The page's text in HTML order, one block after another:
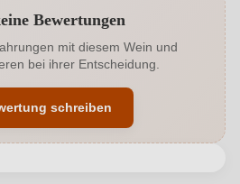
11,5 %
Enthält Sulfite
Trocken
Bewertungen
mit diesem Wein und
bei ihrer Entscheidung.
schreiben